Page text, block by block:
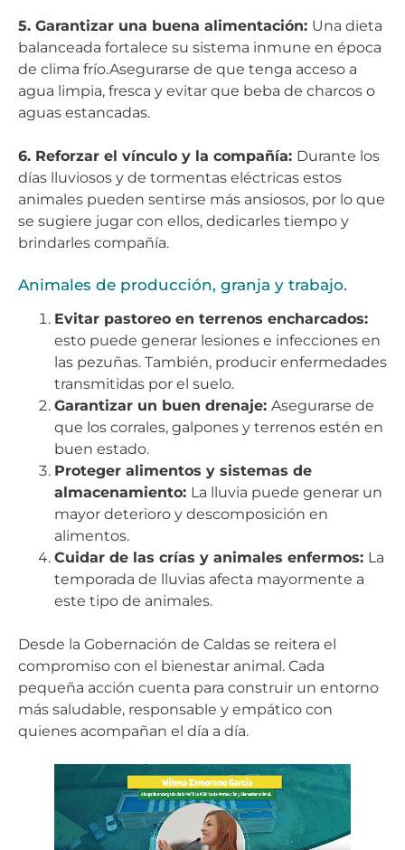
5. Garantizar una buena alimentación: Una dieta
balanceada fortalece su sistema inmune en época
de clima frío.Asegurarse de que tenga acceso a
agua limpia, fresca y evitar que beba de charcos o
aguas estancadas.
6. Reforzar el vínculo y la compañía: Durante los
días lluviosos y de tormentas eléctricas estos
animales pueden sentirse más ansiosos, por lo que
se sugiere jugar con ellos, dedicarles tiempo y
brindarles compañía.
Animales de producción, granja y trabajo.
Evitar pastoreo en terrenos encharcados:
esto puede generar lesiones e infecciones en
las pezuñas. También, producir enfermedades
transmitidas por el suelo.
Garantizar un buen drenaje: Asegurarse de
que los corrales, galpones y terrenos estén en
buen estado.
Proteger alimentos y sistemas de
almacenamiento: La lluvia puede generar un
mayor deterioro y descomposición en
alimentos.
Cuidar de las crías y animales enfermos: La
temporada de lluvias afecta mayormente a
este tipo de animales.
Desde la Gobernación de Caldas se reitera el
compromiso con el bienestar animal. Cada
pequeña acción cuenta para construir un entorno
más saludable, responsable y empático con
quienes acompañan el día a día.